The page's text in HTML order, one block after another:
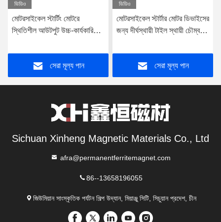
ভিডিও
মোটরসাইকেল স্টার্টিং মোটরে
স্থিতিশীল আউটপুট উচ্চ-কার্যকারিতা
সেরা মূল্য পান
ভিডিও
মোটরসাইকেল স্টার্টার মোটর ডিভাইসের
জন্য দীর্ঘস্থায়ী টাইল স্থায়ী চৌম্বক
75mm প্যাকেজ আকার
সেরা মূল্য পান
Sichuan Xinheng Magnetic Materials Co., Ltd
afra@permanentferritemagnet.com
86--13658196055
জিউমিয়ান সাংস্কৃতিক পর্যটন শিল্প উদ্যান, মিয়াঞ্জু সিটি, সিচুয়ান প্রদেশ, চীন